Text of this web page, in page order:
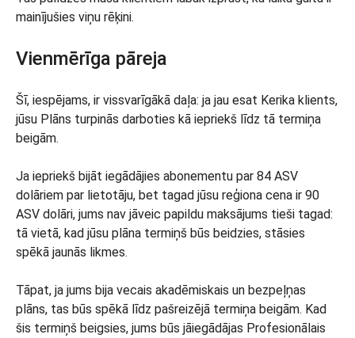
mainījušies viņu rēķini.
Vienmērīga pāreja
Šī, iespējams, ir vissvarīgākā daļa: ja jau esat Kerika klients,
jūsu Plāns turpinās darboties kā iepriekš līdz tā termiņa
beigām.
Ja iepriekš bijāt iegādājies abonementu par 84 ASV
dolāriem par lietotāju, bet tagad jūsu reģiona cena ir 90
ASV dolāri, jums nav jāveic papildu maksājums tieši tagad:
tā vietā, kad jūsu plāna termiņš būs beidzies, stāsies
spēkā jaunās likmes.
Tāpat, ja jums bija vecais akadēmiskais un bezpeļņas
plāns, tas būs spēkā līdz pašreizējā termiņa beigām. Kad
šis termiņš beigsies, jums būs jāiegādājas Profesionālais